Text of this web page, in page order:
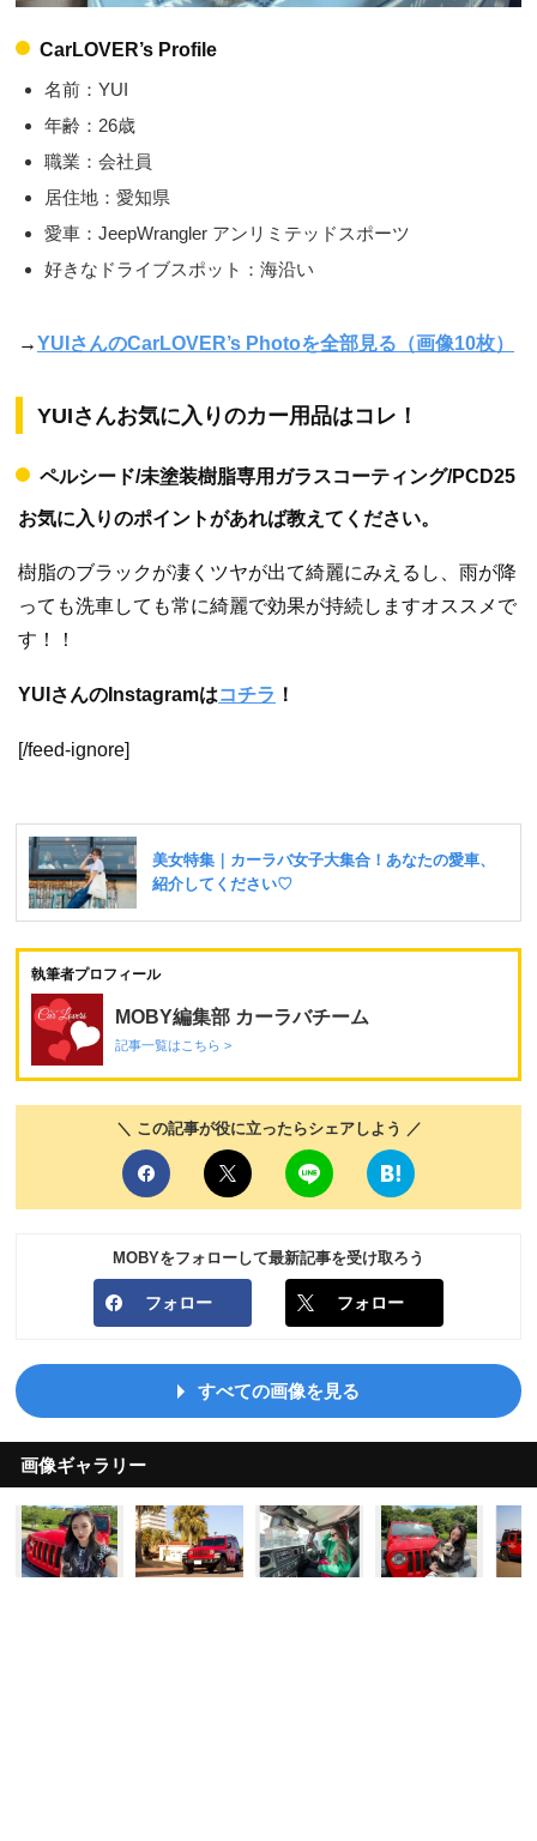
CarLOVER’s Profile
名前：YUI
年齢：26歳
職業：会社員
居住地：愛知県
愛車：JeepWrangler アンリミテッドスポーツ
好きなドライブスポット：海沿い
→YUIさんのCarLOVER’s Photoを全部見る（画像10枚）
YUIさんお気に入りのカー用品はコレ！
ペルシード/未塗装樹脂専用ガラスコーティング/PCD25
お気に入りのポイントがあれば教えてください。
樹脂のブラックが凄くツヤが出て綺麗にみえるし、雨が降
っても洗車しても常に綺麗で効果が持続しますオススメで
す！！
YUIさんのInstagramはコチラ ！
[/feed-ignore]
執筆者プロフィール
MOBY編集部 カーラバチーム
記事一覧はこちら >
＼ この記事が役に立ったらシェアしよう ／
MOBYをフォローして最新記事を受け取ろう
フォロー フォロー
すべての画像を見る
画像ギャラリー